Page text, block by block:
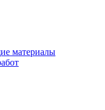
материалы